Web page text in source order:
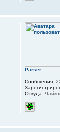
Parser
Сообщения:
Откуда: